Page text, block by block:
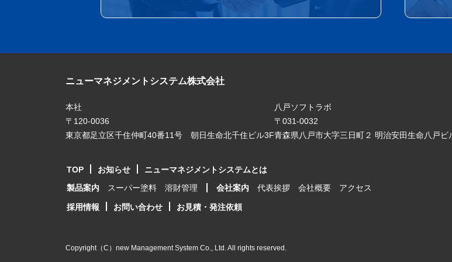
ニューマネジメントシステム株式会社
本社
〒120-0036
東京都足立区千住仲町40番11号 朝日生命北千住ビル3F
八戸ソフトラボ
〒031-0032
青森県八戸市大字三日町２ 明治安田生命八戸ビ
TOP お知らせ
ニューマネジメントシステムとは
製品案内
スーパー塗料 溶財管理 会社案内 代表挨拶 会社概要 アクセス
採用情報 お問い合わせ お見積・発注依頼
Copyright（C）new Management System Co., Ltd. All rights reserved.